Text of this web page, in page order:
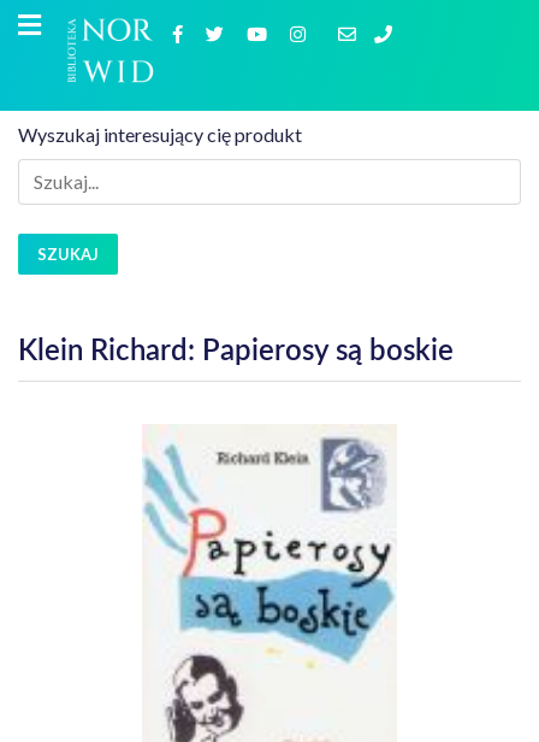
Wyszukaj interesujący cię produkt
SZUKAJ
Klein Richard: Papierosy są boskie